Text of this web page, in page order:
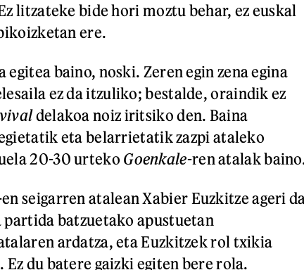
litzateke bide hori moztu behar, ez euskal
ere.
egitea baino, noski. Zeren egin zena egina
ez da itzuliko; bestalde, oraindik ez
delakoa noiz iritsiko den. Baina
eta belarrietatik zazpi ataleko
20-30 urteko Goenkale-ren atalak
seigarren atalean Xabier Euzkitze ageri
batzuetako apustuetan
ardatza, eta Euzkitzek rol txikia
du batere gaizki egiten bere rola.